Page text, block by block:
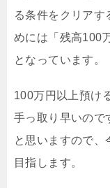
る条件をクリアす
めには「残高100
となっています。
100万円以上預け
手っ取り早いので
と思いますので、
目指します。